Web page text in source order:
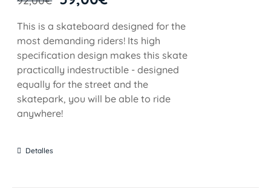
This is a skateboard designed for the
most demanding riders! Its high
specification design makes this skate
practically indestructible - designed
equally for the street and the
skatepark, you will be able to ride
anywhere!
Detalles